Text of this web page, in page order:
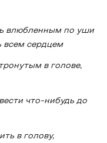
влюбленным по уши
всем сердцем
в голове,
что-нибудь до
в голову,